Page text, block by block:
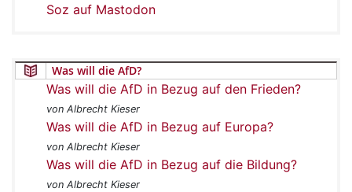
Soz auf Mastodon
Was will die AfD?
Was will die AfD in Bezug auf den Frieden?
von Albrecht Kieser
Was will die AfD in Bezug auf Europa?
von Albrecht Kieser
Was will die AfD in Bezug auf die Bildung?
von Albrecht Kieser